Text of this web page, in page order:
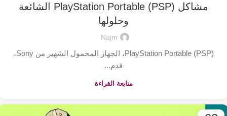
مشاكل PlayStation Portable (PSP) الشائعة
وحلولها
Najm
PlayStation Portable (PSP)، الجهاز المحمول الشهير من Sony،
قدم...
متابعة القراءة